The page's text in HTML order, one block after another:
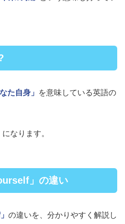
た自身」
を意味している英語の
になります。
」の違い
の違いを、分かりやすく解説し